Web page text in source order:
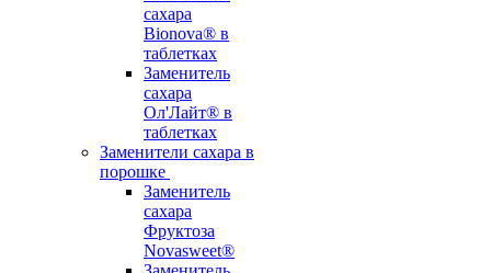
сахара
Bionova® в
таблетках
Заменитель
сахара
Ол'Лайт® в
таблетках
Заменители сахара в
порошке
Заменитель
сахара
Фруктоза
Novasweet®